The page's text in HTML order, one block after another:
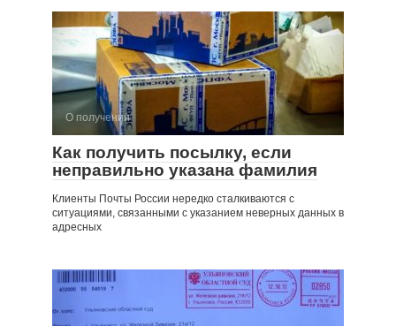
О получении
Как получить посылку, если
неправильно указана фамилия
Клиенты Почты России нередко сталкиваются с
ситуациями, связанными с указанием неверных данных в
адресных